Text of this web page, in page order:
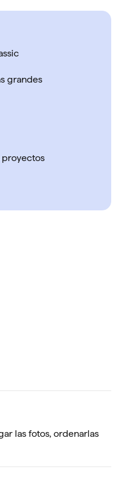
grandes
proyectos
las fotos, ordenarlas